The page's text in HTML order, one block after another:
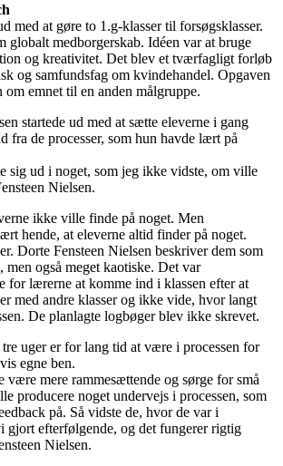
med at gøre to 1.g-klasser til forsøgsklasser.
globalt medborgerskab. Idéen var at bruge
og kreativitet. Det blev et tværfagligt forløb
og samfundsfag om kvindehandel. Opgaven
emnet til en anden målgruppe.
startede ud med at sætte eleverne i gang
fra de processer, som hun havde lært på
sig ud i noget, som jeg ikke vidste, om ville
Nielsen.
ikke ville finde på noget. Men
hende, at eleverne altid finder på noget.
Dorte Fensteen Nielsen beskriver dem som
men også meget kaotiske. Det var
for lærerne at komme ind i klassen efter at
med andre klasser og ikke vide, hvor langt
De planlagte logbøger blev ikke skrevet.
uger er for lang tid at være i processen for
egne ben.
mere rammesættende og sørge for små
producere noget undervejs i processen, som
på. Så vidste de, hvor de var i
gjort efterfølgende, og det fungerer rigtig
Nielsen.